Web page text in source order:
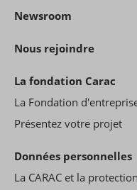
Newsroom
Nous rejoindre
La fondation Carac
La Fondation
Présentez votre projet
Données personnelles
La CARAC et la